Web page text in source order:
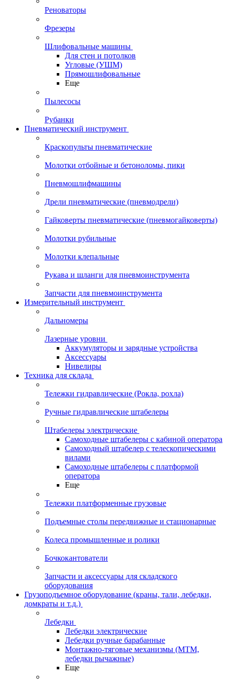
Реноваторы
Фрезеры
Шлифовальные машины
Для стен и потолков
Угловые (УШМ)
Прямошлифовальные
Еще
Пылесосы
Рубанки
Пневматический инструмент
Краскопульты пневматические
Молотки отбойные и бетоноломы, пики
Пневмошлифмашины
Дрели пневматические (пневмодрели)
Гайковерты пневматические (пневмогайковерты)
Молотки рубильные
Молотки клепальные
Рукава и шланги для пневмоинструмента
Запчасти для пневмоинструмента
Измерительный инструмент
Дальномеры
Лазерные уровни
Аккумуляторы и зарядные устройства
Аксессуары
Нивелиры
Техника для склада
Тележки гидравлические (Рокла, рохла)
Ручные гидравлические штабелеры
Штабелеры электрические
Самоходные штабелеры с кабиной оператора
Самоходный штабелер с телескопическими
вилами
Самоходные штабелеры с платформой
оператора
Еще
Тележки платформенные грузовые
Подъемные столы передвижные и стационарные
Колеса промышленные и ролики
Бочкокантователи
Запчасти и аксессуары для складского
оборудования
Грузоподъемное оборудование (краны, тали, лебедки,
домкраты и т.д.)
Лебедки
Лебедки электрические
Лебедки ручные барабанные
Монтажно-тяговые механизмы (МТМ,
лебедки рычажные)
Еще